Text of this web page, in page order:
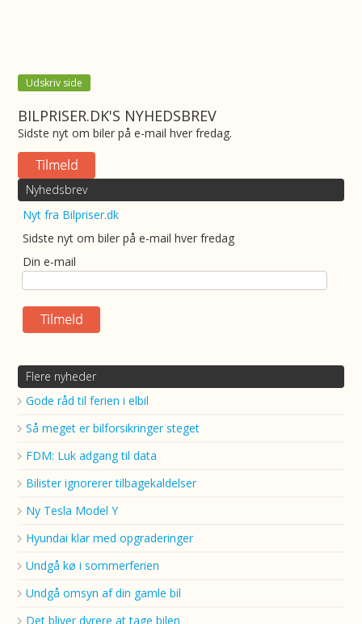
Udskriv side
BILPRISER.DK'S NYHEDSBREV
Sidste nyt om biler på e-mail hver fredag.
Nyhedsbrev
Nyt fra Bilpriser.dk
Sidste nyt om biler på e-mail hver fredag
Din e-mail
Flere nyheder
Gode råd til ferien i elbil
Så meget er bilforsikringer steget
FDM: Luk adgang til data
Bilister ignorerer tilbagekaldelser
Ny Tesla Model Y
Hyundai klar med opgraderinger
Undgå kø i sommerferien
Undgå omsyn af din gamle bil
Det bliver dyrere at tage bilen